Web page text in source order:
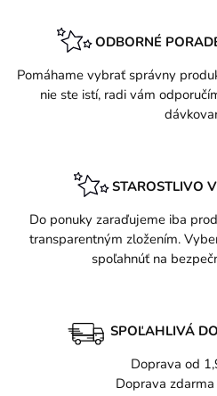
ODBORNÉ
Pomáhame vybrať správny
nie ste istí, radi vám
STAROSTLIVO
Do ponuky zaraďujeme iba
transparentným zložením.
spoľahnúť na
SPOĽAHLIVÁ
Doprava od
Doprava